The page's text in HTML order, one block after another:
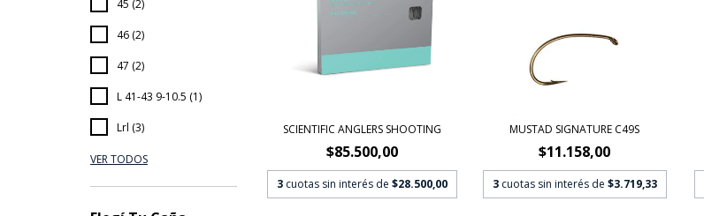
45 (2)
46 (2)
47 (2)
L 41-43 9-10.5 (1)
Lrl (3)
VER TODOS
SCIENTIFIC ANGLERS SHOOTING
$85.500,00
3 cuotas sin interés de$28.500,00
MUSTAD SIGNATURE C49S
$11.158,00
3 cuotas sin interés de $3.719,33